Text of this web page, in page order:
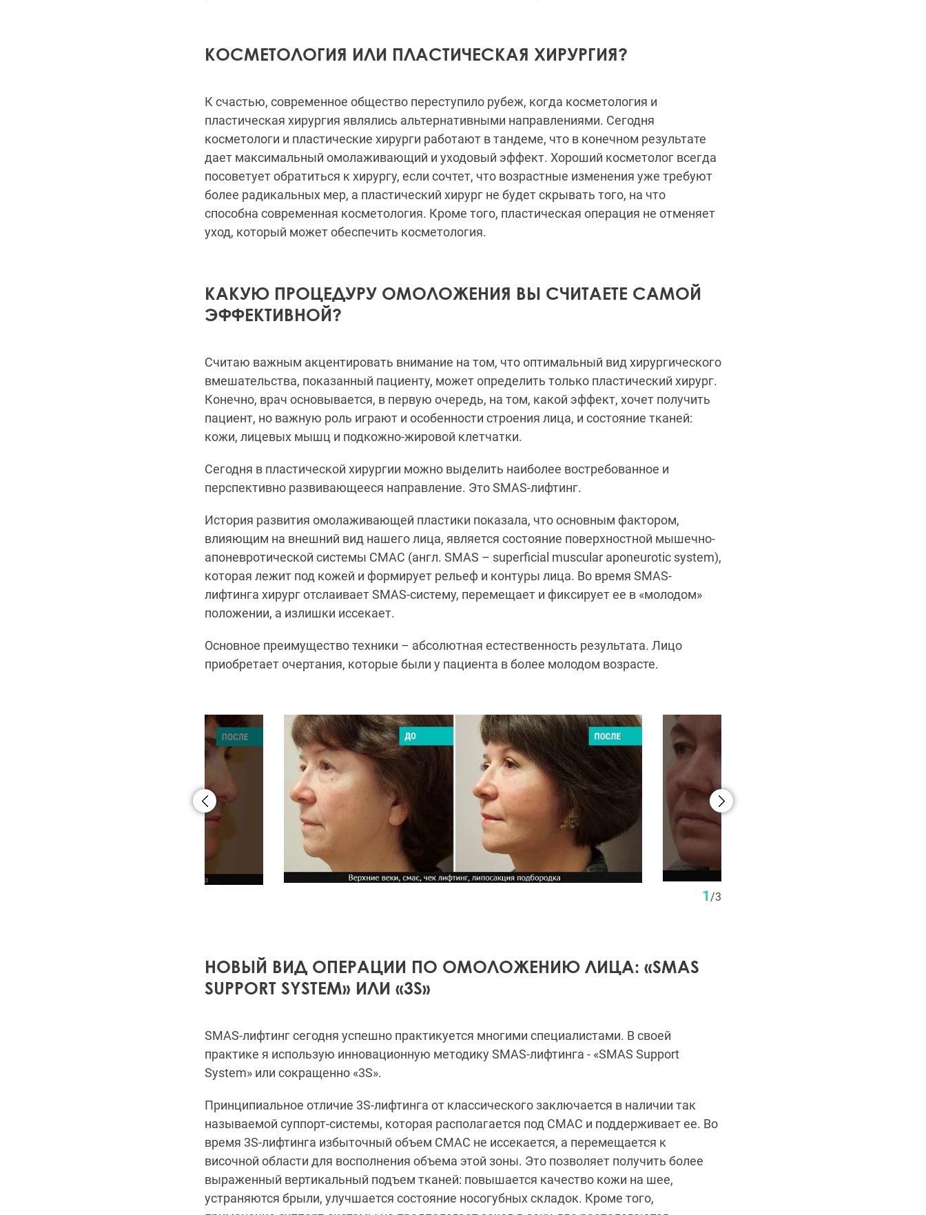
КОСМЕТОЛОГИЯ ИЛИ ПЛАСТИЧЕСКАЯ ХИРУРГИЯ?
К счастью, современное общество переступило рубеж, когда косметология и
пластическая хирургия являлись альтернативными направлениями. Сегодня
косметологи и пластические хирурги работают в тандеме, что в конечном результате
дает максимальный омолаживающий и уходовый эффект. Хороший косметолог всегда
посоветует обратиться к хирургу, если сочтет, что возрастные изменения уже требуют
более радикальных мер, а пластический хирург не будет скрывать того, на что
способна современная косметология. Кроме того, пластическая операция не отменяет
уход, который может обеспечить косметология.
КАКУЮ ПРОЦЕДУРУ ОМОЛОЖЕНИЯ ВЫ СЧИТАЕТЕ САМОЙ
ЭФФЕКТИВНОЙ?
Считаю важным акцентировать внимание на том, что оптимальный вид хирургического
вмешательства, показанный пациенту, может определить только пластический хирург.
Конечно, врач основывается, в первую очередь, на том, какой эффект, хочет получить
пациент, но важную роль играют и особенности строения лица, и состояние тканей:
кожи, лицевых мышц и подкожно-жировой клетчатки.
Сегодня в пластической хирургии можно выделить наиболее востребованное и
перспективно развивающееся направление. Это SMAS-лифтинг.
История развития омолаживающей пластики показала, что основным фактором,
влияющим на внешний вид нашего лица, является состояние поверхностной мышечно-
апоневротической системы СМАС (англ. SMAS – superficial muscular aponeurotic system),
которая лежит под кожей и формирует рельеф и контуры лица. Во время SMAS-
лифтинга хирург отслаивает SMAS-систему, перемещает и фиксирует ее в «молодом»
положении, а излишки иссекает.
Основное преимущество техники – абсолютная естественность результата. Лицо
приобретает очертания, которые были у пациента в более молодом возрасте.
1 /3
НОВЫЙ ВИД ОПЕРАЦИИ ПО ОМОЛОЖЕНИЮ ЛИЦА: «SMAS
SUPPORT SYSTEM» ИЛИ «3S»
SMAS-лифтинг сегодня успешно практикуется многими специалистами. В своей
практике я использую инновационную методику SMAS-лифтинга - «SMAS Support
System» или сокращенно «3S».
Принципиальное отличие 3S-лифтинга от классического заключается в наличии так
называемой суппорт-системы, которая располагается под СМАС и поддерживает ее. Во
время 3S-лифтинга избыточный объем СМАС не иссекается, а перемещается к
височной области для восполнения объема этой зоны. Это позволяет получить более
выраженный вертикальный подъем тканей: повышается качество кожи на шее,
устраняются брыли, улучшается состояние носогубных складок. Кроме того,